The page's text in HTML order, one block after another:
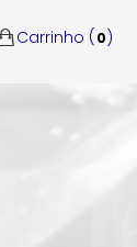
Carrinho ( 0)